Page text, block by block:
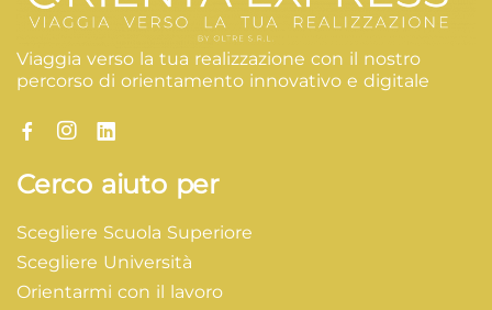
Viaggia verso la tua realizzazione con il nostro
percorso di orientamento innovativo e digitale
Cerco aiuto per
Scegliere Scuola Superiore
Scegliere Università
Orientarmi con il lavoro